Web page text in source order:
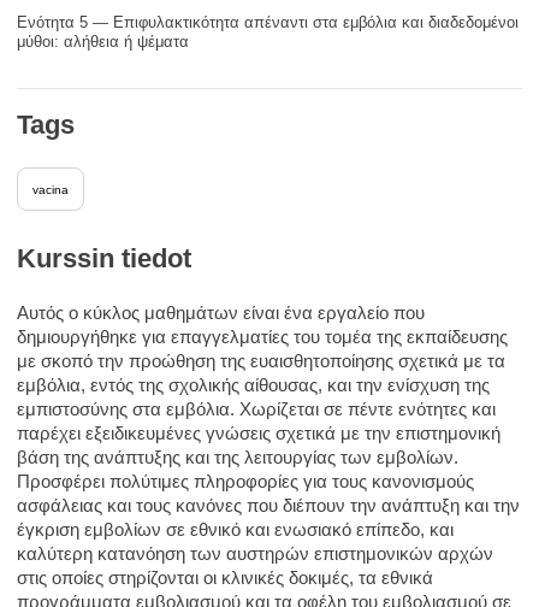
Kurssin tiedot
Αυτός ο κύκλος μαθημάτων είναι ένα εργαλείο που
δημιουργήθηκε για επαγγελματίες του τομέα της εκπαίδευσης
με σκοπό την προώθηση της ευαισθητοποίησης σχετικά με τα
εμβόλια, εντός της σχολικής αίθουσας, και την ενίσχυση της
εμπιστοσύνης στα εμβόλια. Χωρίζεται σε πέντε ενότητες και
παρέχει εξειδικευμένες γνώσεις σχετικά με την επιστημονική
βάση της ανάπτυξης και της λειτουργίας των εμβολίων.
Προσφέρει πολύτιμες πληροφορίες για τους κανονισμούς
ασφάλειας και τους κανόνες που διέπουν την ανάπτυξη και την
έγκριση εμβολίων σε εθνικό και ενωσιακό επίπεδο, και
καλύτερη κατανόηση των αυστηρών επιστημονικών αρχών
στις οποίες στηρίζονται οι κλινικές δοκιμές, τα εθνικά
προγράμματα εμβολιασμού και τα οφέλη του εμβολιασμού σε
Ενότητα 5 — Επιφυλακτικότητα απέναντι στα εμβόλια και διαδεδομένοι
μύθοι: αλήθεια ή ψέματα
Tags
vacina